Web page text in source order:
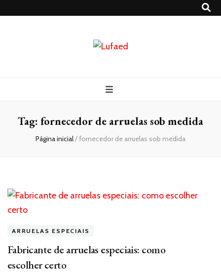
Tag: fornecedor de arruelas sob medida
Página inicial/fornecedor de arruelas sob medida
ARRUELAS ESPECIAIS
Fabricante de arruelas especiais: como
escolher certo